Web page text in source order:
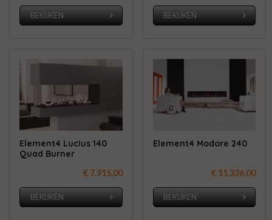
BEKIJKEN BEKIJKEN
Element4 Lucius 140
Quad Burner
€ 7.915,00
BEKIJKEN
Element4 Modore 240
€ 11.326,00
BEKIJKEN